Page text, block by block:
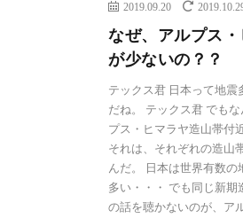
2019.09.20
なぜ、アルプス
が少ないの？？
テックス君 日本って地震
だね。 テックス君 でも
プス・ヒマラヤ造山帯付
それは、それぞれの造山
んだ。 日本は世界有数
多い・・・ でも同じ新
の話を聴かないのが、ア